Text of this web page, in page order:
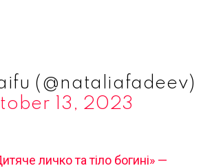
(@nataliafadeev)
13, 2023
личко та тіло богині» —